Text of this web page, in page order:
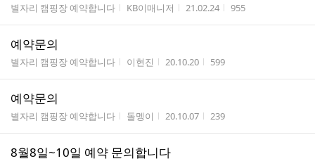
게시판명
별자리 캠핑장 예약합니다 작성자
KB이매니저 작성시간
21.02.24 조회수
955
예약문의
게시판명
별자리 캠핑장 예약합니다 작성자
이현진 작성시간
20.10.20 조회수
599
예약문의
게시판명
별자리 캠핑장 예약합니다 작성자
돌멩이 작성시간
20.10.07 조회수
239
8월8일~10일 예약 문의합니다